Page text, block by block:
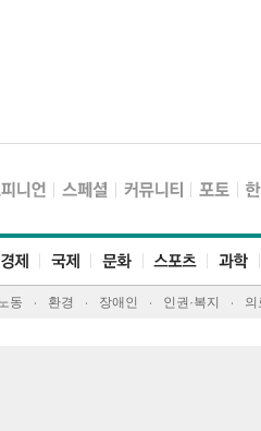
동 환경 장애인 인권·복지 의